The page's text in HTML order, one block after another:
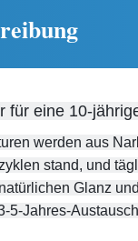
für eine 10-
werden aus
stand, und
Glanz
5-Jahres-